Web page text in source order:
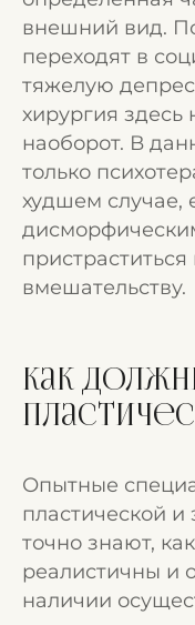
внешний вид.
переходят в
тяжелую
хирургия
наоборот. В
только
худшем случае,
вмешательству.
Как
Опытные
пластической и
точно знают,
реалистичны и
наличии